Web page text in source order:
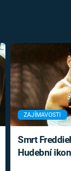
ZAJÍMAVOSTI
Smrt
Hudební